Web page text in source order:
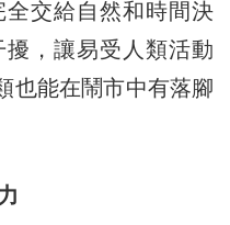
交給自然和時間決
，讓易受人類活動
也能在鬧市中有落腳